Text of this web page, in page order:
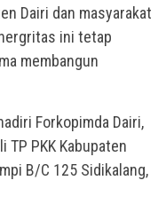
Dairi dan masyarakat
ini tetap
membangun
Forkopimda Dairi,
TP PKK Kabupaten
B/C 125 Sidikalang,